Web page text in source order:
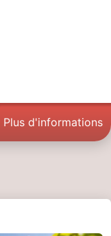
Plus d'informations